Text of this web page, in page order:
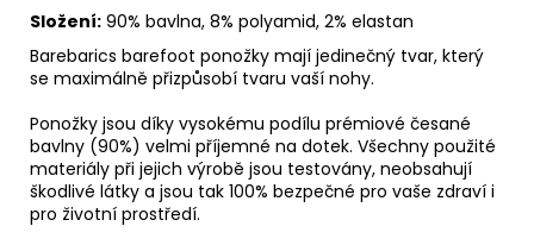
Složení: 90% bavlna, 8% polyamid, 2% elastan
Barebarics barefoot ponožky mají jedinečný tvar, který
se maximálně přizpůsobí tvaru vaší nohy.
Ponožky jsou díky vysokému podílu prémiové česané
bavlny (90%) velmi příjemné na dotek. Všechny použité
materiály při jejich výrobě jsou testovány, neobsahují
škodlivé látky a jsou tak 100% bezpečné pro vaše zdraví i
pro životní prostředí.